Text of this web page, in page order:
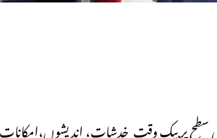
سطح پر بیک وقت خدشات، اندیشوں،امکانات